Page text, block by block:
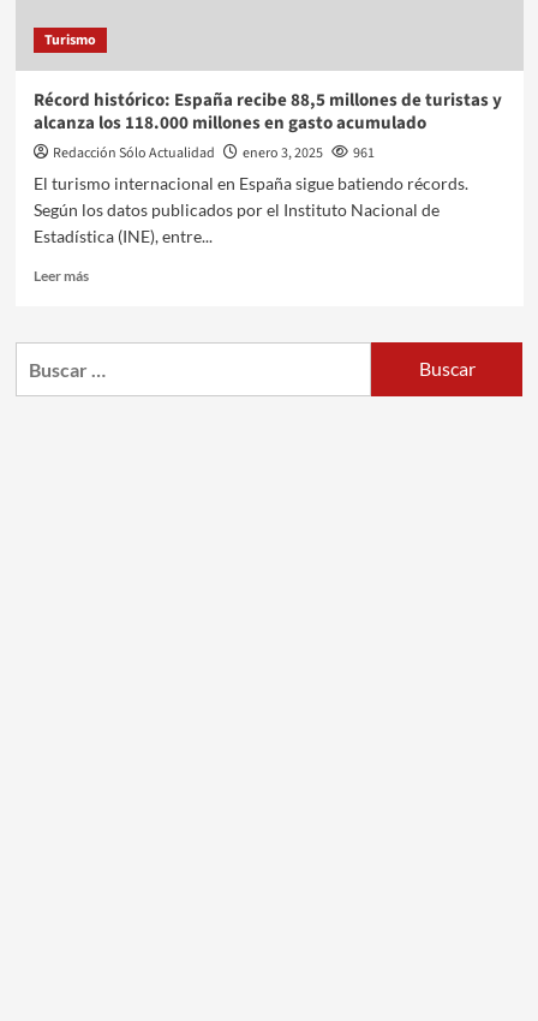
Turismo
Récord histórico: España recibe 88,5 millones de turistas y
alcanza los 118.000 millones en gasto acumulado
Redacción Sólo Actualidad enero 3, 2025
961
El turismo internacional en España sigue batiendo récords.
Según los datos publicados por el Instituto Nacional de
Estadística (INE), entre...
Leer más